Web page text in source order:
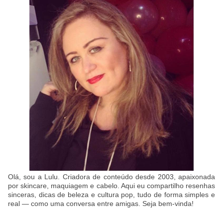
Olá, sou a Lulu. Criadora de conteúdo desde 2003, apaixonada
por skincare, maquiagem e cabelo. Aqui eu compartilho resenhas
sinceras, dicas de beleza e cultura pop, tudo de forma simples e
real — como uma conversa entre amigas. Seja bem-vinda!